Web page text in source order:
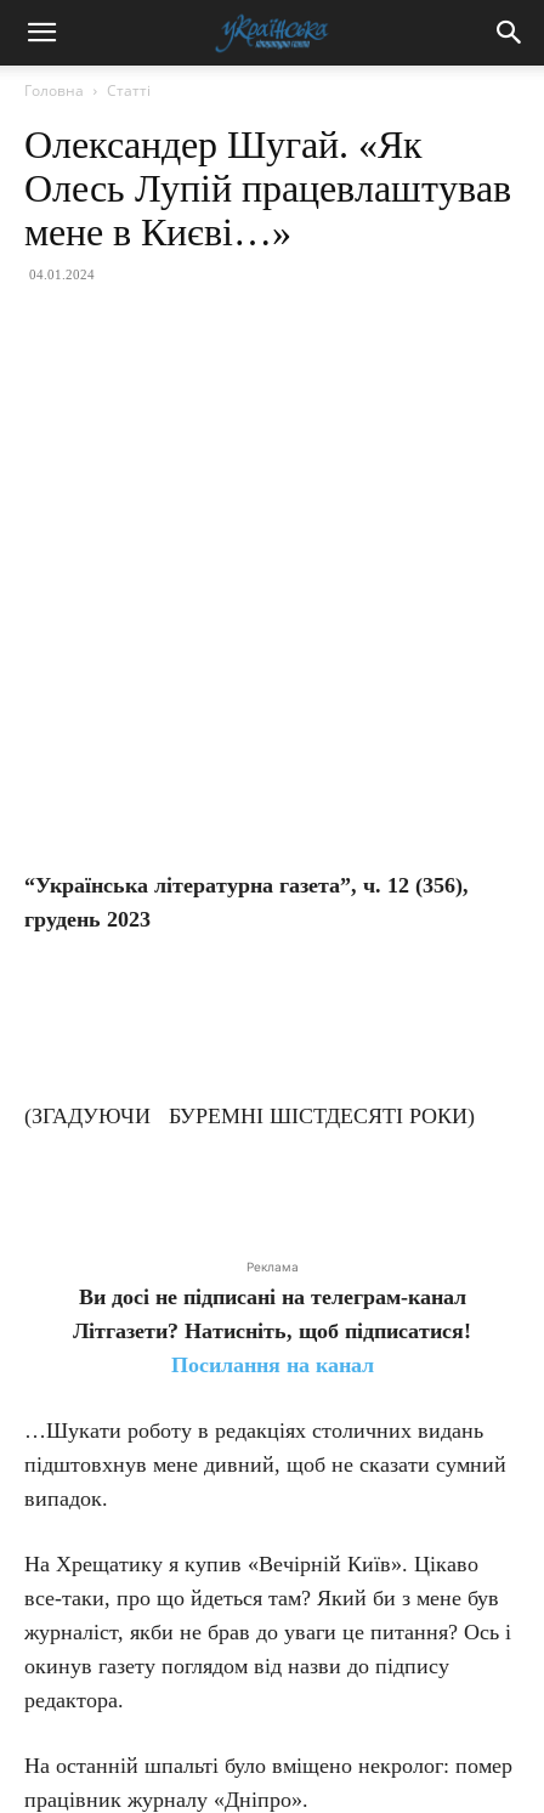
Головна Статті
Олександер Шугай. «Як
Олесь Лупій працевлаштував
мене в Києві…»
04.01.2024
“Українська літературна газета”, ч. 12 (356),
грудень 2023
(ЗГАДУЮЧИ БУРЕМНІ ШІСТДЕСЯТІ РОКИ)
Реклама
Ви досі не підписані на телеграм-канал
Літгазети? Натисніть, щоб підписатися!
Посилання на канал
…Шукати роботу в редакціях столичних видань
підштовхнув мене дивний, щоб не сказати сумний
випадок.
На Хрещатику я купив «Вечірній Київ». Цікаво
все-таки, про що йдеться там? Який би з мене був
журналіст, якби не брав до уваги це питання? Ось і
окинув газету поглядом від назви до підпису
редактора.
На останній шпальті було вміщено некролог: помер
працівник журналу «Дніпро».